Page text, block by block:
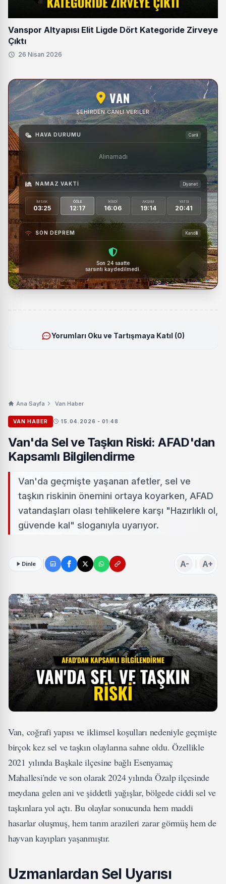
Vanspor Altyapısı Elit Ligde Dört Kategoride Zirveye
Çıktı
26 Nisan 2026
VAN
ŞEHIRDEN CANLI VERILER
HAVA DURUMU Canlı
Alınamadı
NAMAZ VAKTI Diyanet
İMSAK
03:25
ÖĞLE
12:17
İKINDI
16:06
AKŞAM
19:14
YATSI
20:41
SON DEPREM Kandilli
Son 24 saatte
sarsıntı kaydedilmedi.
Yorumları Oku ve Tartışmaya Katıl (0)
Ana Sayfa Van Haber
VAN HABER 15.04.2026 - 01:48
Van'da Sel ve Taşkın Riski: AFAD'dan
Kapsamlı Bilgilendirme
Van'da geçmişte yaşanan afetler, sel ve
taşkın riskinin önemini ortaya koyarken, AFAD
vatandaşları olası tehlikelere karşı "Hazırlıklı ol,
güvende kal" sloganıyla uyarıyor.
Dinle A- A+
Van, coğrafi yapısı ve iklimsel koşulları nedeniyle geçmişte
birçok kez sel ve taşkın olaylarına sahne oldu. Özellikle
2021 yılında Başkale ilçesine bağlı Esenyamaç
Mahallesi'nde ve son olarak 2024 yılında Özalp ilçesinde
meydana gelen ani ve şiddetli yağışlar, bölgede ciddi sel ve
taşkınlara yol açtı. Bu olaylar sonucunda hem maddi
hasarlar oluşmuş, hem tarım arazileri zarar görmüş hem de
hayvan kayıpları yaşanmıştır.
Uzmanlardan Sel Uyarısı